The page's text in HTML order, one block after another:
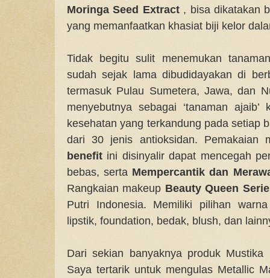
Moringa Seed Extract, bisa dikatakan
yang memanfaatkan khasiat biji kelor
Tidak begitu sulit menemukan
sudah sejak lama dibudidayakan di
termasuk Pulau Sumetera, Jawa, dan
menyebutnya sebagai ‘tanaman
kesehatan yang terkandung pada setiap
dari 30 jenis antioksidan. Pemakaian
benefit ini disinyalir dapat mencegah
bebas, serta Mempercantik dan
Rangkaian makeup Beauty Queen
Putri Indonesia. Memiliki pilihan
lipstik, foundation, bedak, blush, dan
Dari sekian banyaknya produk
Saya tertarik untuk mengulas Metallic